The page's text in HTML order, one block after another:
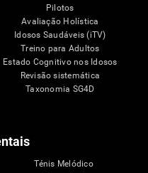
Pilotos
Avaliação Holística
Idosos Saudáveis (iTV)
Treino para Adultos
Estado Cognitivo nos Idosos
Revisão sistemática
Taxonomia SG4D
Ténis Melódico